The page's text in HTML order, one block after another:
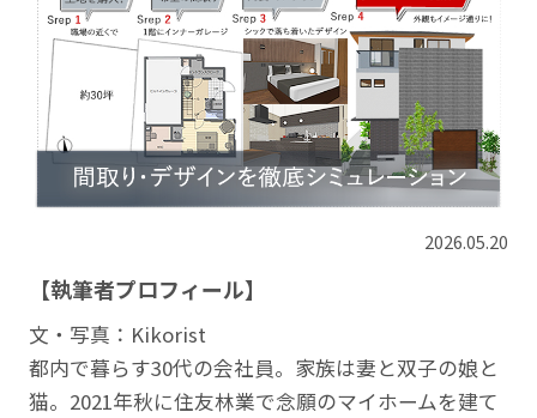
2026.05.20
【執筆者プロフィール】
文・写真：Kikorist
都内で暮らす30代の会社員。家族は妻と双子の娘と
猫。2021年秋に住友林業で念願のマイホームを建て